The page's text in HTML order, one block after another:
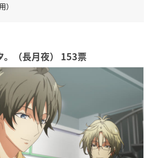
）
。（長月夜） 153票